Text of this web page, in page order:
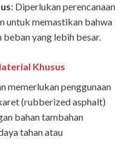
: Diperlukan perencanaan
untuk memastikan bahwa
beban yang lebih besar.
Khusus
memerlukan penggunaan
(rubberized asphalt)
bahan tambahan
tahan atau